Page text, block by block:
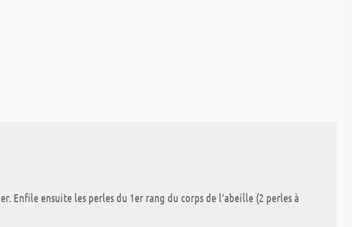
Enfile ensuite les perles du 1er rang du corps de l‘abeille (2 perles à